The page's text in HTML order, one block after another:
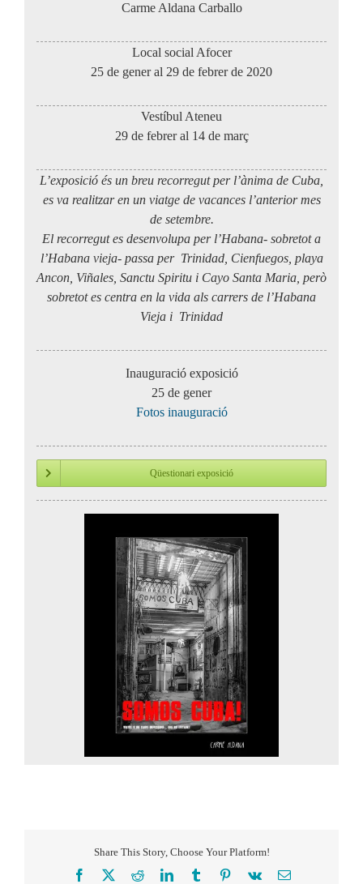
Carme Aldana Carballo
Local social Afocer
25 de gener al 29 de febrer de 2020
Vestíbul Ateneu
29 de febrer al 14 de març
L’exposició és un breu recorregut per l’ànima de Cuba,
es va realitzar en un viatge de vacances l’anterior mes
de setembre.
El recorregut es desenvolupa per l’Habana- sobretot a
l’Habana vieja- passa per Trinidad, Cienfuegos, playa
Ancon, Viñales, Sanctu Spiritu i Cayo Santa Maria, però
sobretot es centra en la vida als carrers de l’Habana
Vieja i Trinidad
Inauguració exposició
25 de gener
Fotos inauguració
Qüestionari exposició
Share This Story, Choose Your Platform!
Facebook
X RedditLinkedInTumblrPinterest
Vk
Correo